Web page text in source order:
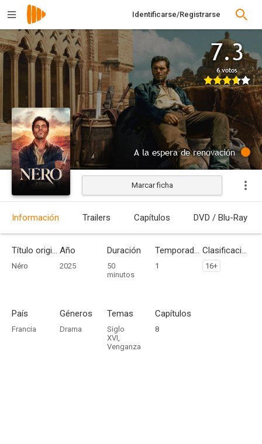
Identificarse/Registrarse
7.3
6 votos
Néro
A la espera de renovación
Marcar ficha
Información Trailers Capítulos DVD / Blu-Ray
Título original
Néro
Año
2025
Duración
50
minutos
Temporadas
1
Clasificación por edades
16+
País
Francia
Géneros
Drama
Temas
Siglo
XVI,
Venganza
Capítulos
8